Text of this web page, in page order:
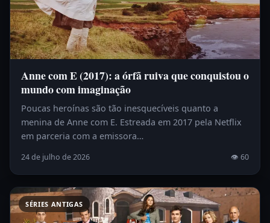
Anne com E (2017): a órfã ruiva que conquistou o
mundo com imaginação
Poucas heroínas são tão inesquecíveis quanto a
menina de Anne com E. Estreada em 2017 pela Netflix
em parceria com a emissora…
24 de julho de 2026 👁 60
SÉRIES ANTIGAS